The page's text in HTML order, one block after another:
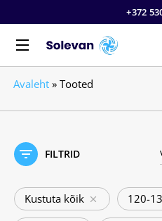
+372
Avaleht » Tooted
FILTRID
Kustuta kõik 120-